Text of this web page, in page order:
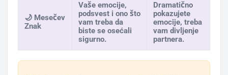
🌙 Mesečev
Znak
Vaše emocije,
podsvest i ono što
vam treba da
biste se osećali
sigurno.
Dramatično
pokazujete
emocije, treba
vam divljenje
partnera.